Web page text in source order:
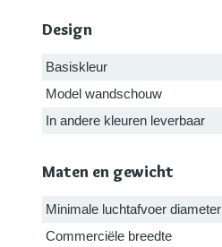
Design
Basiskleur
Model wandschouw
In andere kleuren leverbaar
Maten en gewicht
Minimale luchtafvoer diameter
Commerciële breedte